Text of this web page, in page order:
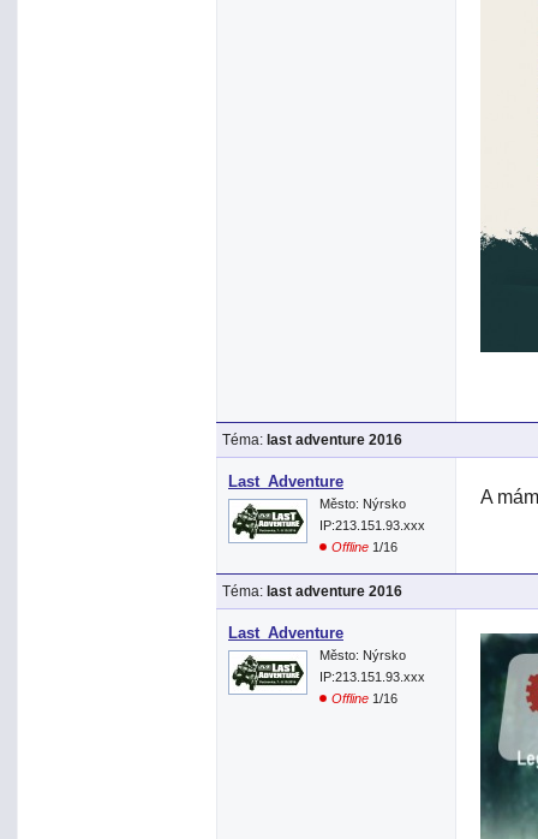
Téma: last adventure 2016
Last_Adventure
Město: Nýrsko
IP:213.151.93.xxx
Offline 1/16
A
Téma: last adventure 2016
Last_Adventure
Město: Nýrsko
IP:213.151.93.xxx
Offline 1/16